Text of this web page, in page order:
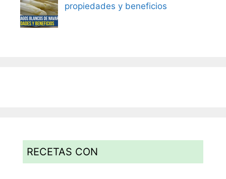
propiedades y beneficios
RECETAS CON